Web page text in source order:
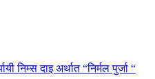
निम्स दाइ अर्थात “निर्मल पुर्जा “